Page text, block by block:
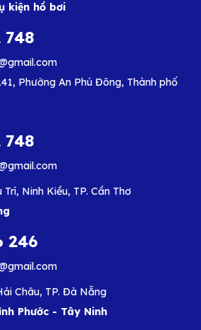
kiện hồ bơi
748
Phường An Phú Đông, Thành phố
748
Ninh Kiều, TP. Cần Thơ
246
Châu, TP. Đà Nẵng
Phước - Tây Ninh